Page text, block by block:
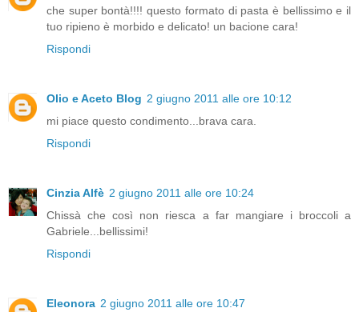
che super bontà!!!! questo formato di pasta è bellissimo e il
tuo ripieno è morbido e delicato! un bacione cara!
Rispondi
Olio e Aceto Blog 2 giugno 2011 alle ore 10:12
mi piace questo condimento...brava cara.
Rispondi
Cinzia Alfè 2 giugno 2011 alle ore 10:24
Chissà che così non riesca a far mangiare i broccoli a
Gabriele...bellissimi!
Rispondi
Eleonora 2 giugno 2011 alle ore 10:47